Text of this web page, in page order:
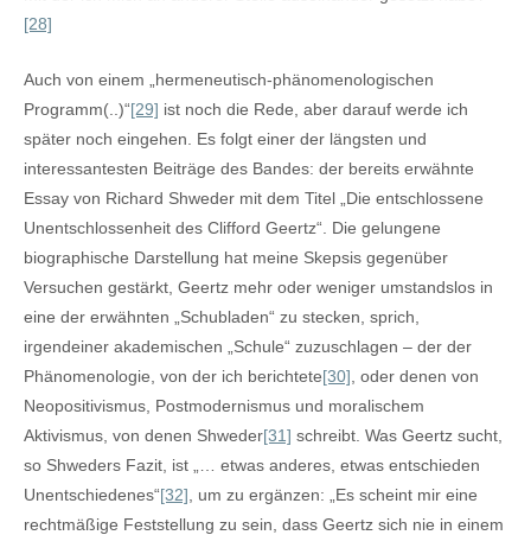
[28]
Auch von einem „hermeneutisch-phänomenologischen
Programm(..)“[29] ist noch die Rede, aber darauf werde ich
später noch eingehen. Es folgt einer der längsten und
interessantesten Beiträge des Bandes: der bereits erwähnte
Essay von Richard Shweder mit dem Titel „Die entschlossene
Unentschlossenheit des Clifford Geertz“. Die gelungene
biographische Darstellung hat meine Skepsis gegenüber
Versuchen gestärkt, Geertz mehr oder weniger umstandslos in
eine der erwähnten „Schubladen“ zu stecken, sprich,
irgendeiner akademischen „Schule“ zuzuschlagen – der der
Phänomenologie, von der ich berichtete[30] , oder denen von
Neopositivismus, Postmodernismus und moralischem
Aktivismus, von denen Shweder[31] schreibt. Was Geertz sucht,
so Shweders Fazit, ist „… etwas anderes, etwas entschieden
Unentschiedenes“[32] , um zu ergänzen: „Es scheint mir eine
rechtmäßige Feststellung zu sein, dass Geertz sich nie in einem